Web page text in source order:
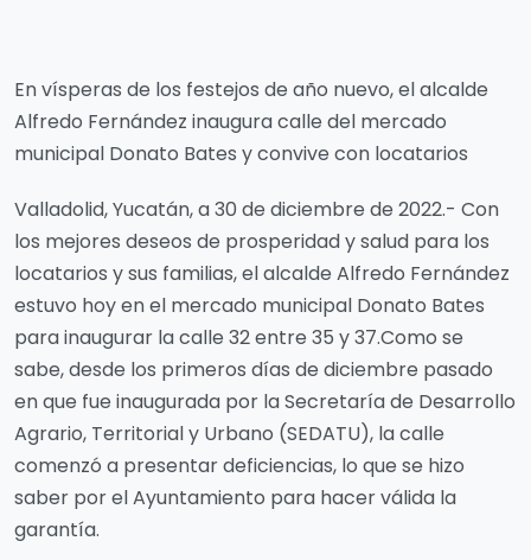
En vísperas de los festejos de año nuevo, el alcalde
Alfredo Fernández inaugura calle del mercado
municipal Donato Bates y convive con locatarios
Valladolid, Yucatán, a 30 de diciembre de 2022.- Con
los mejores deseos de prosperidad y salud para los
locatarios y sus familias, el alcalde Alfredo Fernández
estuvo hoy en el mercado municipal Donato Bates
para inaugurar la calle 32 entre 35 y 37.Como se
sabe, desde los primeros días de diciembre pasado
en que fue inaugurada por la Secretaría de Desarrollo
Agrario, Territorial y Urbano (SEDATU), la calle
comenzó a presentar deficiencias, lo que se hizo
saber por el Ayuntamiento para hacer válida la
garantía.